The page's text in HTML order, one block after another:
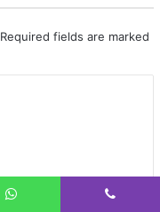
Required fields are marked